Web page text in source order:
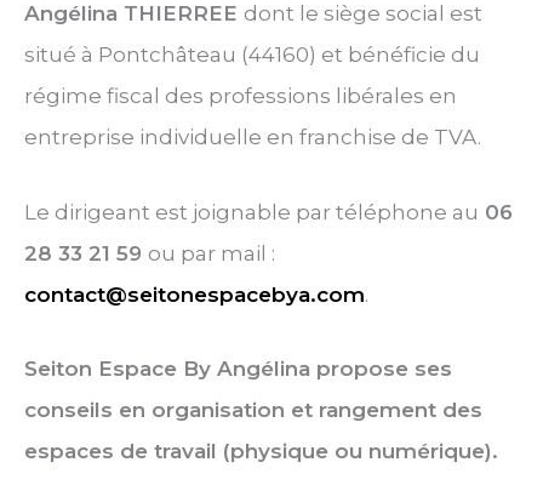
Angélina THIERREE dont le siège social est
situé à Pontchâteau (44160) et bénéficie du
régime fiscal des professions libérales en
entreprise individuelle en franchise de TVA.
Le dirigeant est joignable par téléphone au 06
28 33 21 59 ou par mail :
contact@seitonespacebya.com.
Seiton Espace By Angélina propose ses
conseils en organisation et rangement des
espaces de travail (physique ou numérique).